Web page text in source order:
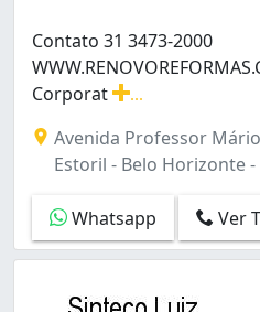
Contato 31 3473-2000
Corporat
Avenida Professor
Estoril - Belo Horizonte -
Whatsapp Ver